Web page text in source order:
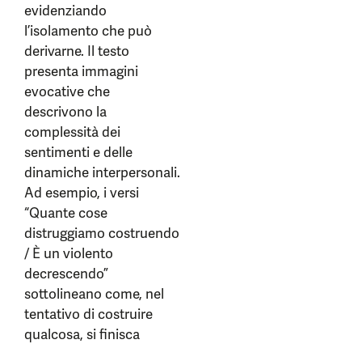
evidenziando
l’isolamento che può
derivarne. Il testo
presenta immagini
evocative che
descrivono la
complessità dei
sentimenti e delle
dinamiche interpersonali.
Ad esempio, i versi
“Quante cose
distruggiamo costruendo
/ È un violento
decrescendo”
sottolineano come, nel
tentativo di costruire
qualcosa, si finisca